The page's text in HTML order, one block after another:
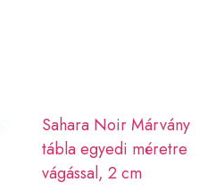
Sahara Noir Márvány
tábla egyedi méretre
vágással, 2 cm